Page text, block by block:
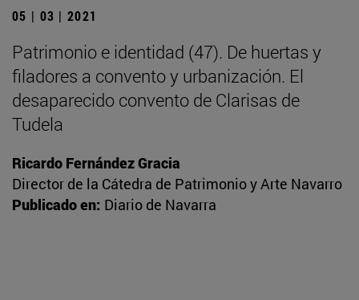
05 | 03 | 2021
Patrimonio e identidad (47). De huertas y
filadores a convento y urbanización. El
desaparecido convento de Clarisas de
Tudela
Ricardo Fernández Gracia
Director de la Cátedra de Patrimonio y Arte Navarro
Publicado en: Diario de Navarra